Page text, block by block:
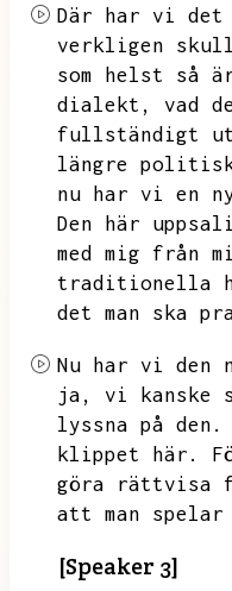
Där har vi
verkligen
som helst så
dialekt,
vad
fullständigt
längre
nu har vi en
Den här
med mig från
traditionella
det man ska
Nu har vi den
ja,
vi kanske
lyssna på den.
klippet här.
göra rättvisa
att man
[Speaker 3]